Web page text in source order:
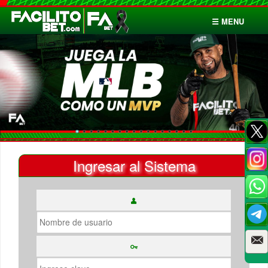
☰ MENU
Inicio
Apuestas
Cuentas
Ingresar al Sistema